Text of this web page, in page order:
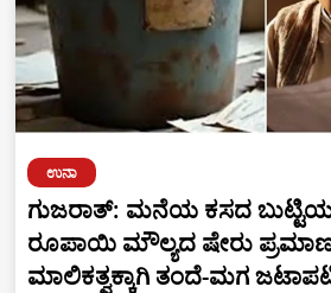
ಉನಾ
ಗುಜರಾತ್: ಮನೆಯ ಕಸದ
ರೂಪಾಯಿ ಮೌಲ್ಯದ ಷೇರು
ಮಾಲಿಕತ್ವಕ್ಕಾಗಿ ತಂದೆ-ಮಗ